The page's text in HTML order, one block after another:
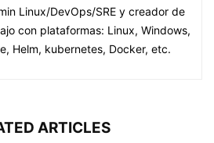
Linux/DevOps/SRE y creador de
con plataformas: Linux, Windows,
Helm, kubernetes, Docker, etc.
ARTICLES